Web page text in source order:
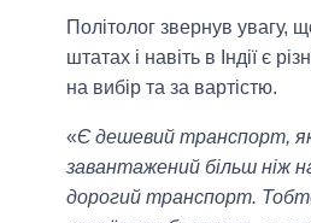
Політолог звернув увагу,
штатах і навіть в Індії є
на вибір та за вартістю.
«Є дешевий транспорт,
завантажений більш ніж
дорогий транспорт.